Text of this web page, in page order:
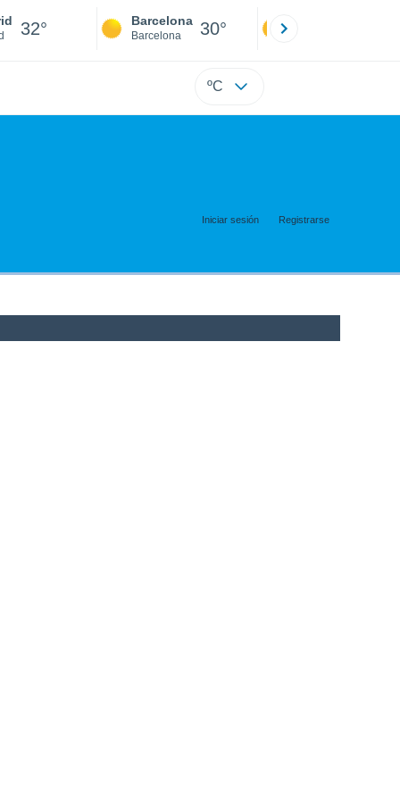
32° Barcelona
Barcelona 30°
ºC
Iniciar sesión Registrarse